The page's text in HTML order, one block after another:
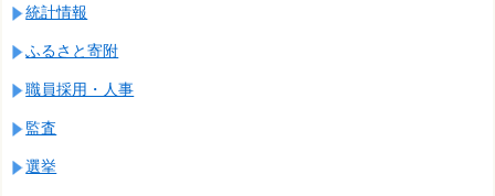
統計情報
ふるさと寄附
職員採用・人事
監査
選挙